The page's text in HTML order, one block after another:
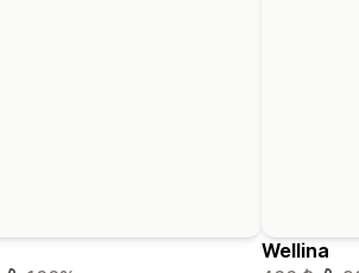
Wellina